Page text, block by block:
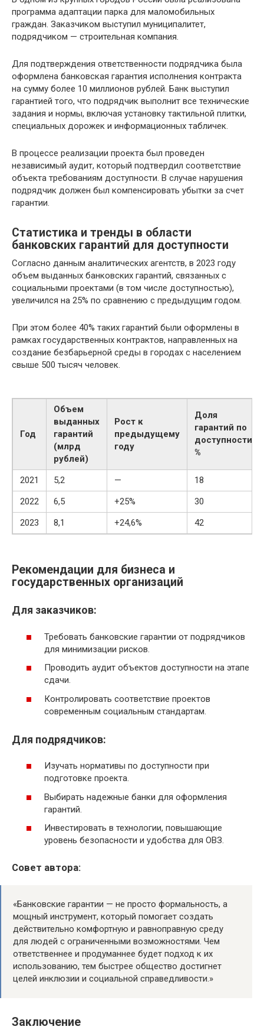
программа адаптации парка для маломобильных
граждан. Заказчиком выступил муниципалитет,
подрядчиком — строительная компания.
Для подтверждения ответственности подрядчика была
оформлена банковская гарантия исполнения контракта
на сумму более 10 миллионов рублей. Банк выступил
гарантией того, что подрядчик выполнит все технические
задания и нормы, включая установку тактильной плитки,
специальных дорожек и информационных табличек.
В процессе реализации проекта был проведен
независимый аудит, который подтвердил соответствие
объекта требованиям доступности. В случае нарушения
подрядчик должен был компенсировать убытки за счет
гарантии.
Статистика и тренды в области
банковских гарантий для доступности
Согласно данным аналитических агентств, в 2023 году
объем выданных банковских гарантий, связанных с
социальными проектами (в том числе доступностью),
увеличился на 25% по сравнению с предыдущим годом.
При этом более 40% таких гарантий были оформлены в
рамках государственных контрактов, направленных на
создание безбарьерной среды в городах с населением
свыше 500 тысяч человек.
Год
Объем
выданных
гарантий
(млрд
рублей)
Рост к
предыдущему
году
Доля
гарантий по
доступности,
%
2021 5,2 —
18
2022
6,5 +25%
30
2023
8,1 +24,6% 42
Рекомендации для бизнеса и
государственных организаций
Для заказчиков:
Требовать банковские гарантии от подрядчиков
для минимизации рисков.
Проводить аудит объектов доступности на этапе
сдачи.
Контролировать соответствие проектов
современным социальным стандартам.
Для подрядчиков:
Изучать нормативы по доступности при
подготовке проекта.
Выбирать надежные банки для оформления
гарантий.
Инвестировать в технологии, повышающие
уровень безопасности и удобства для ОВЗ.
Совет автора:
«Банковские гарантии — не просто формальность, а
мощный инструмент, который помогает создать
действительно комфортную и равноправную среду
для людей с ограниченными возможностями. Чем
ответственнее и продуманнее будет подход к их
использованию, тем быстрее общество достигнет
целей инклюзии и социальной справедливости.»
Заключение